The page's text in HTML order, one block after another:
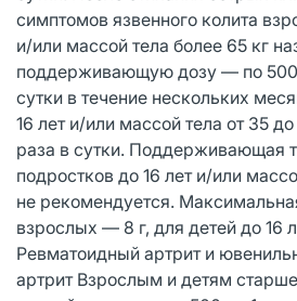
симптомов язвенного колита
и/или массой тела более 65 кг
поддерживающую дозу — по
сутки в течение нескольких
16 лет и/или массой тела от 35
раза в сутки. Поддерживающая
подростков до 16 лет и/или
не рекомендуется.
взрослых — 8 г, для детей до 16
Ревматоидный артрит и
артрит Взрослым и детям старше